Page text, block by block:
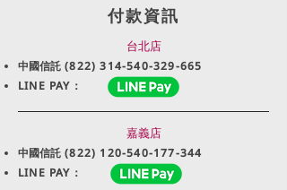
付款資訊
台北店
中國信託 (822) 314-540-329-665
LINE PAY：
嘉義店
中國信託 (822) 120-540-177-344
LINE PAY：